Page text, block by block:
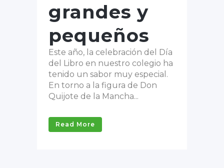
grandes y
pequeños
Este año, la celebración del Día
del Libro en nuestro colegio ha
tenido un sabor muy especial.
En torno a la figura de Don
Quijote de la Mancha...
Read More